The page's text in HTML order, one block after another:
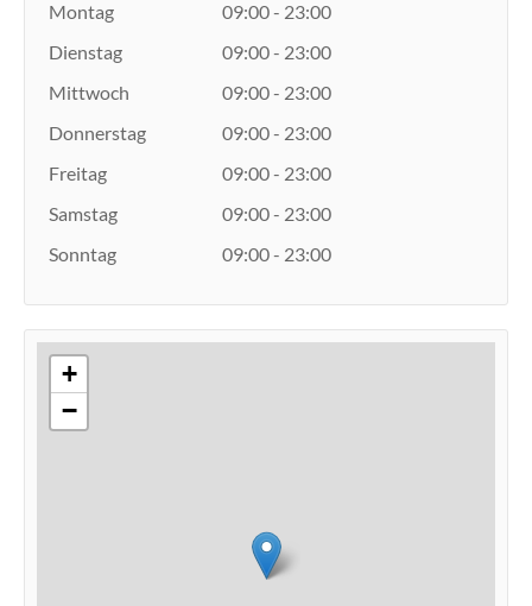
Montag
09:00 - 23:00
Dienstag
09:00 - 23:00
Mittwoch
09:00 - 23:00
Donnerstag
09:00 - 23:00
Freitag
09:00 - 23:00
Samstag
09:00 - 23:00
Sonntag
09:00 - 23:00
+
−